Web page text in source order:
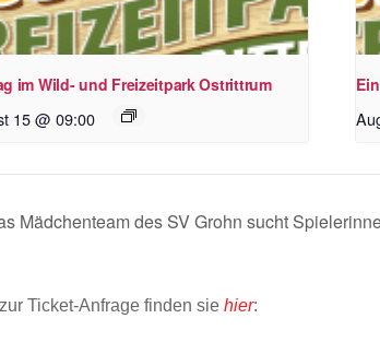
im Wild- und Freizeitpark Ostrittrum
15 @ 09:00
Mädchenteam des SV Grohn sucht
Ticket-Anfrage finden sie hier: